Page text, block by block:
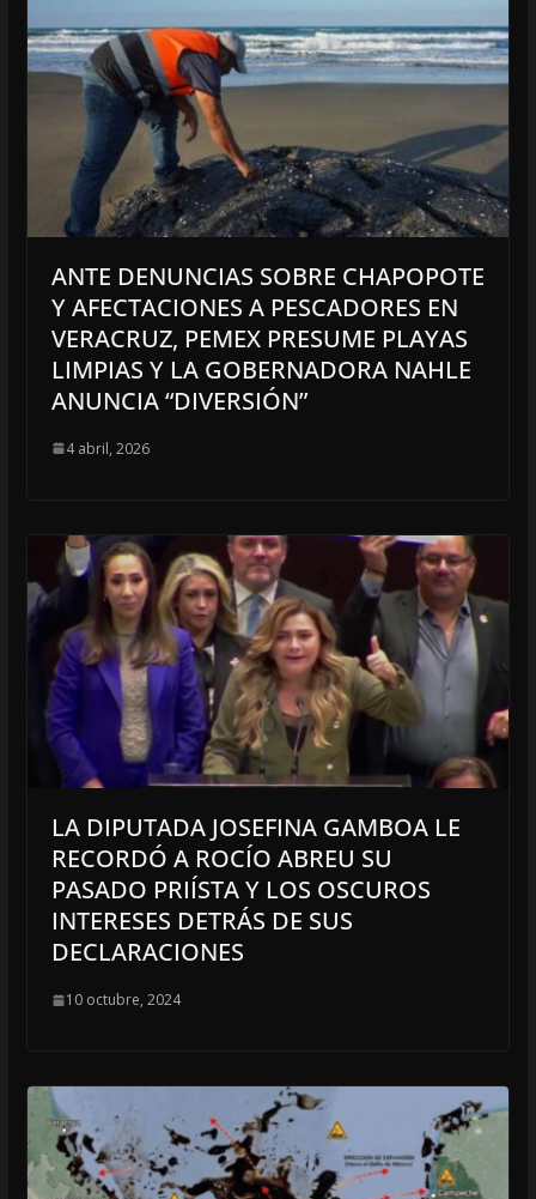
ANTE DENUNCIAS SOBRE CHAPOPOTE
Y AFECTACIONES A PESCADORES EN
VERACRUZ, PEMEX PRESUME PLAYAS
LIMPIAS Y LA GOBERNADORA NAHLE
ANUNCIA “DIVERSIÓN”
4 abril, 2026
LA DIPUTADA JOSEFINA GAMBOA LE
RECORDÓ A ROCÍO ABREU SU
PASADO PRIÍSTA Y LOS OSCUROS
INTERESES DETRÁS DE SUS
DECLARACIONES
10 octubre, 2024